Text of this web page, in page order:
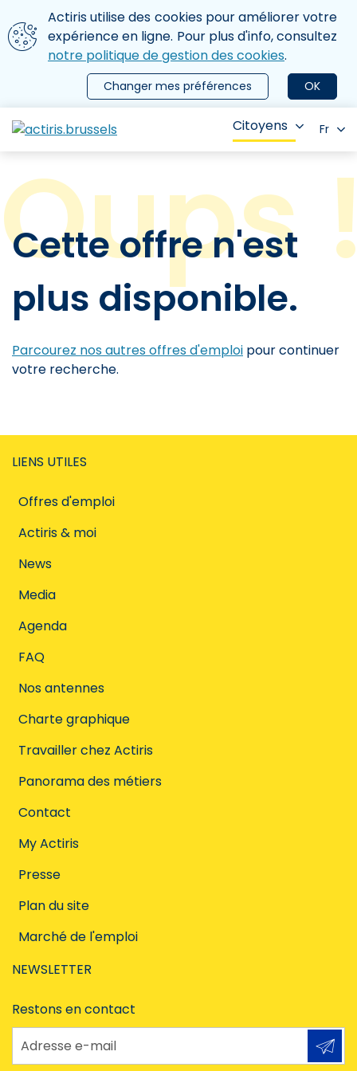
Aller au contenu principal
Nous utilisons des cookies
Actiris utilise des cookies pour améliorer votre
expérience en ligne. Pour plus d'info, consultez
notre politique de gestion des cookies.
OK
Changer mes préférences
le menu
Citoyens Fr
Cette offre n'est
plus disponible.
Parcourez nos autres offres d'emploi pour continuer
votre recherche.
LIENS UTILES
Offres d'emploi
Actiris & moi
News
Media
Agenda
FAQ
Nos antennes
Charte graphique
Travailler chez Actiris
Panorama des métiers
Contact
My Actiris
Presse
Plan du site
Marché de l'emploi
NEWSLETTER
Restons en contact
Adresse e-mail